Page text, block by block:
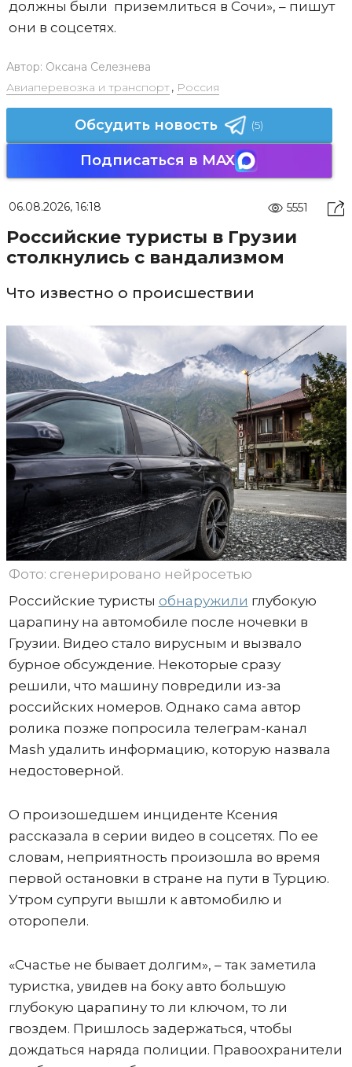
должны были приземлиться в Сочи», – пишут
они в соцсетях.
Автор: Оксана Селезнева
Авиаперевозка и транспорт, Россия
Обсудить новость (5)
Подписаться в MAX
06.08.2026, 16:18 5551
Российские туристы в Грузии
столкнулись с вандализмом
Что известно о происшествии
Фото: сгенерировано нейросетью
Российские туристы обнаружили глубокую
царапину на автомобиле после ночевки в
Грузии. Видео стало вирусным и вызвало
бурное обсуждение. Некоторые сразу
решили, что машину повредили из-за
российских номеров. Однако сама автор
ролика позже попросила телеграм-канал
Mash удалить информацию, которую назвала
недостоверной.
О произошедшем инциденте Ксения
рассказала в серии видео в соцсетях. По ее
словам, неприятность произошла во время
первой остановки в стране на пути в Турцию.
Утром супруги вышли к автомобилю и
оторопели.
«Счастье не бывает долгим», – так заметила
туристка, увидев на боку авто большую
глубокую царапину то ли ключом, то ли
гвоздем. Пришлось задержаться, чтобы
дождаться наряда полиции. Правоохранители